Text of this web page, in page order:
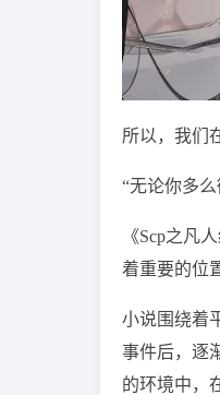
所以，我们
“无论你多
《Scp之凡
着重要的位
小说围绕着
事件后，逐
的环境中，